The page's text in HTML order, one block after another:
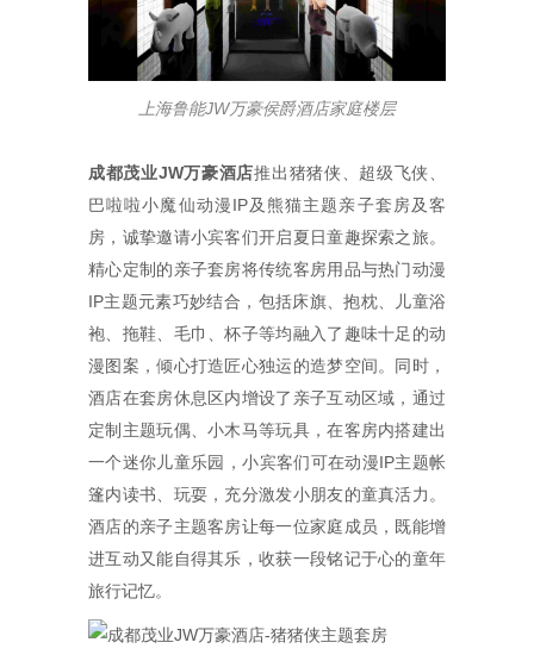
上海鲁能JW万豪侯爵酒店家庭楼层
成都茂业JW万豪酒店推出猪猪侠、超级飞侠、
巴啦啦小魔仙动漫IP及熊猫主题亲子套房及客
房，诚挚邀请小宾客们开启夏日童趣探索之旅。
精心定制的亲子套房将传统客房用品与热门动漫
IP主题元素巧妙结合，包括床旗、抱枕、儿童浴
袍、拖鞋、毛巾、杯子等均融入了趣味十足的动
漫图案，倾心打造匠心独运的造梦空间。同时，
酒店在套房休息区内增设了亲子互动区域，通过
定制主题玩偶、小木马等玩具，在客房内搭建出
一个迷你儿童乐园，小宾客们可在动漫IP主题帐
篷内读书、玩耍，充分激发小朋友的童真活力。
酒店的亲子主题客房让每一位家庭成员，既能增
进互动又能自得其乐，收获一段铭记于心的童年
旅行记忆。